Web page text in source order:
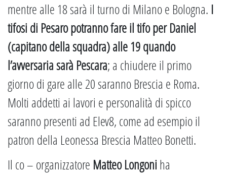
mentre alle 18 sarà il turno di Milano e Bologna. I
tifosi di Pesaro potranno fare il tifo per Daniel
(capitano della squadra) alle 19 quando
l’avversaria sarà Pescara; a chiudere il primo
giorno di gare alle 20 saranno Brescia e Roma.
Molti addetti ai lavori e personalità di spicco
saranno presenti ad Elev8, come ad esempio il
patron della Leonessa Brescia Matteo Bonetti.
Il co – organizzatore Matteo Longoniha